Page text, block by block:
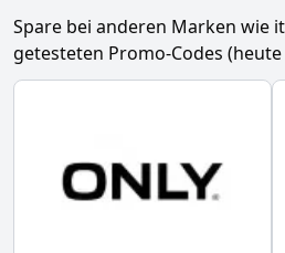
Spare bei anderen Marken wie
getesteten Promo-Codes